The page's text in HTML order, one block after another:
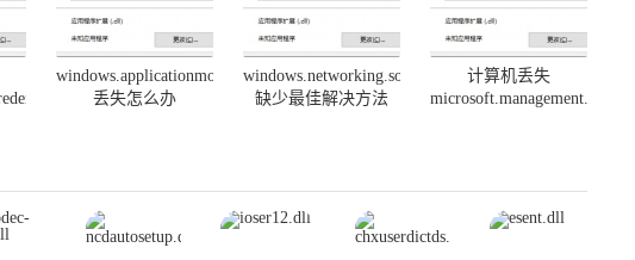
windows.applicationmodel.store.testingframework.dll
丢失怎么办
windows.networking.sockets.pushenabledapplication.dll
缺少最佳解决方法
计算机丢失